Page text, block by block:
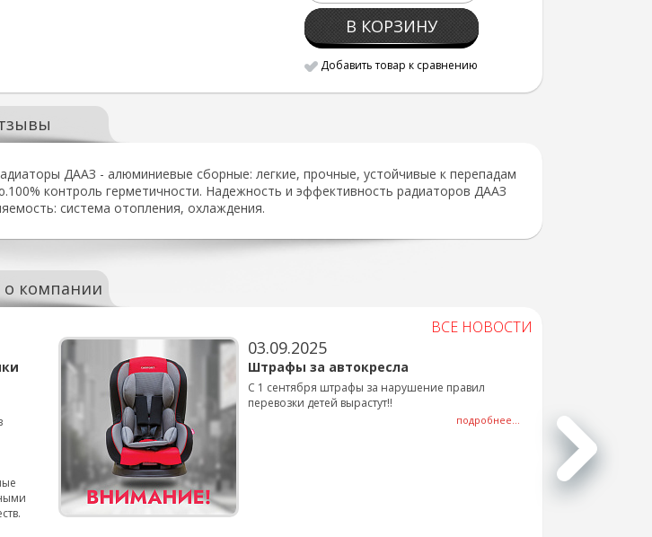
В КОРЗИНУ
Добавить товар к сравнению
ДААЗ - алюминиевые сборные: легкие, прочные, устойчивые к перепадам
контроль герметичности. Надежность и эффективность радиаторов ДААЗ
система отопления, охлаждения.
компании
ВСЕ НОВОСТИ
03.09.2025
Штрафы за автокресла
С 1 сентября штрафы за нарушение правил
перевозки детей вырастут!!
подробнее...